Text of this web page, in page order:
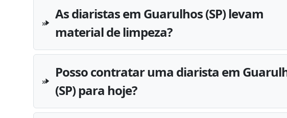
As diaristas em Guarulhos (SP) levam
material de limpeza?
Posso contratar uma diarista em
(SP) para hoje?